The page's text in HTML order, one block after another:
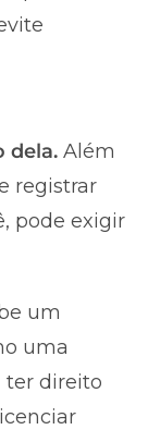
dela. Além
registrar
pode exigir
um
uma
ter direito